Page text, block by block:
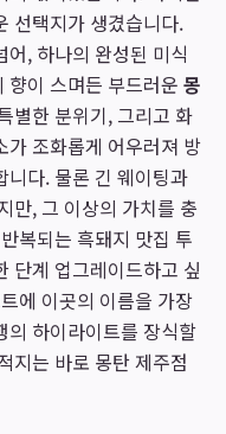
선택지가 생겼습니다.
, 하나의 완성된 미식
향이 스며든 부드러운 몽
별한 분위기, 그리고 화
가 조화롭게 어우러져 방
니다. 물론 긴 웨이팅과
만, 그 이상의 가치를 충
복되는 흑돼지 맛집 투
단계 업그레이드하고 싶
에 이곳의 이름을 가장
의 하이라이트를 장식할
지는 바로 몽탄 제주점